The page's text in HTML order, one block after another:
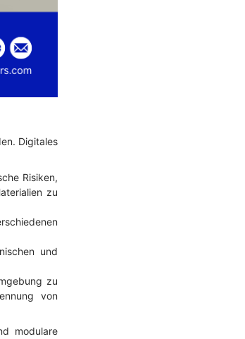
Digitales
Risiken,
zu
und
zu
von
modulare